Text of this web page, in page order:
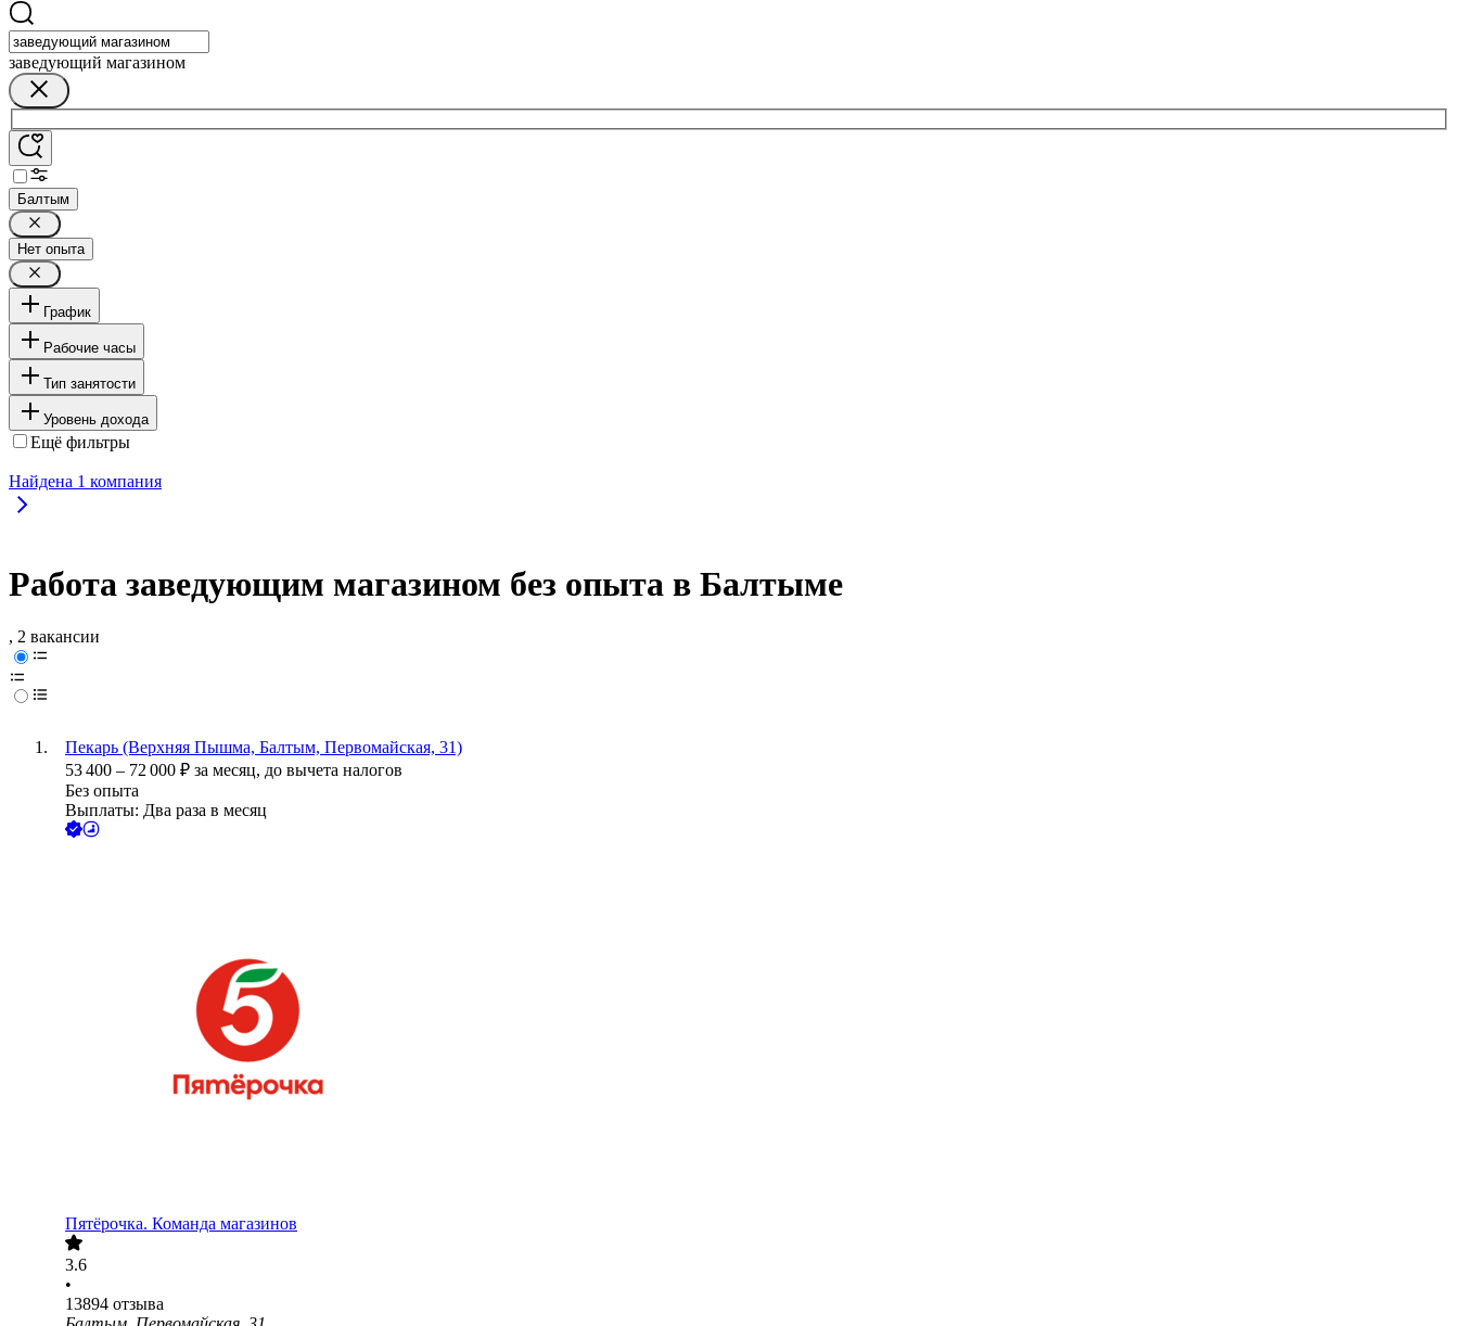
заведующий магазином
Балтым
Нет опыта
График
Рабочие часы
Тип занятости
Уровень дохода
Ещё фильтры
Найдена 1 компания
Работа заведующим магазином без опыта в Балтыме
, 2 вакансии
Пекарь (Верхняя Пышма, Балтым, Первомайская, 31)
53 400 – 72 000 ₽ за месяц, до вычета налогов
Без опыта
Выплаты: Два раза в месяц
Пятёрочка. Команда магазинов
3.6
•
13894 отзыва